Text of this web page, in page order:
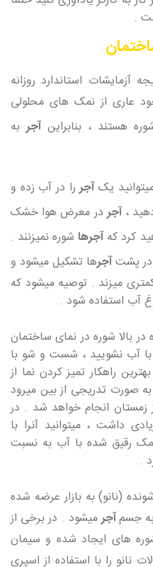
.
آزمایشات استاندارد روزانه
عاری از نمک های محلولی
هستند ، بنابراینآجربه
یک آجررا در آب زده و
آجردر معرض هوا خشک
کرد که آجرها شوره نمیزنند .
در پشتآجرها تشکیل میشود و
میزند . توصیه میشود که
آب استفاده شود .
بالا شوره در نمای ساختمان
با آب نشویید ، شست و شو با
راهکار تمیز کردن نما از
صورت تدریجی از بین میرود
زمستان انجام خواهد شد . در
داشت ، میتوانید آنرا با
رقیق شده با آب به نسبت
(نانو) به بازار عرضه شده
جسمآجرمیشود . در برخی از
های ایجاد شده و سیمان
نانو را با استفاده از اسپری